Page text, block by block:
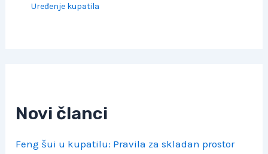
Uređenje kupatila
Novi članci
Feng šui u kupatilu: Pravila za skladan prostor